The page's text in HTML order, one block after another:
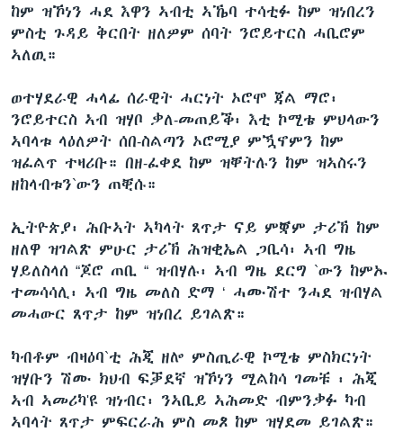
ከም ዝኾነን ሓደ እዋን ኣብቲ ኣኼባ ተሳቲፉ ከም ዝነበረን
ምስቲ ጉዳይ ቅርበት ዘለዎም ሰባት ንሮይተርስ ሓቢሮም
ኣለዉ።
ወተሃደራዊ ሓላፊ ሰራዊት ሓርነት ኦሮሞ ጃል ማሮ፡
ንሮይተርስ ኣብ ዝሃቦ ቃለ-መጠይቕ፡ እቲ ኮሚቴ ምህላውን
ኣባላቱ ላዕለዎት ሰበ-ስልጣን ኦሮሚያ ምዃኖምን ከም
ዝፈልጥ ተዛሪቡ። በዘ-ፈቀደ ከም ዝቐትሉን ከም ዝኣስሩን
ዘከላብቱን`ውን ጠቒሱ።
ኢትዮጵያ፡ ሕቡኣት ኣካላት ጸጥታ ናይ ምቛም ታሪኽ ከም
ዘለዋ ዝገልጽ ምሁር ታሪኽ ሕዝቂኤል ጋቢሳ፡ ኣብ ግዜ
ሃይለስላሰ “ጆሮ ጠቢ “ ዝብሃሉ፡ ኣብ ግዜ ደርግ `ውን ከምኡ
ተመሳሳሊ፡ ኣብ ግዜ መለስ ድማ ‘ ሓሙሽተ ንሓደ ዝብሃል
መሓውር ጸጥታ ከም ዝነበረ ይገልጽ።
ካብቶም ብዛዕባ`ቲ ሕጂ ዘሎ ምስጢራዊ ኮሚቴ ምስክርነት
ዝሃቡን ሽሙ ክህብ ፍቓደኛ ዝኾነን ሚልከሳ ገመቹ ፡ ሕጂ
ኣብ ኣመሪካ'ዩ ዝነብር፡ ንኣቢይ ኣሕመድ ብምንቃፉ ካብ
ኣባላት ጸጥታ ምፍርራሕ ምስ መጾ ከም ዝሃደመ ይገልጽ።